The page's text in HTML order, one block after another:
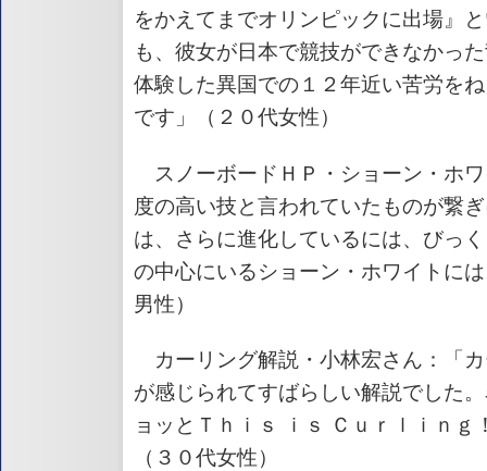
をかえてまでオリンピックに出場』
も、彼女が日本で競技ができなかっ
体験した異国での１２年近い苦労を
です」（２０代女性）
スノーボードＨＰ・ショーン・ホ
度の高い技と言われていたものが繋
は、さらに進化しているには、びっ
の中心にいるショーン・ホワイトに
男性）
カーリング解説・小林宏さん：「
が感じられてすばらしい解説でした
ョッとＴｈｉｓ ｉｓ Ｃｕｒｌｉｎｇ
（３０代女性）